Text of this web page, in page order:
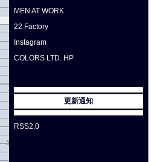
MEN AT WORK
22 Factory
Instagram
COLORS LTD. HP
更新通知
RSS2.0